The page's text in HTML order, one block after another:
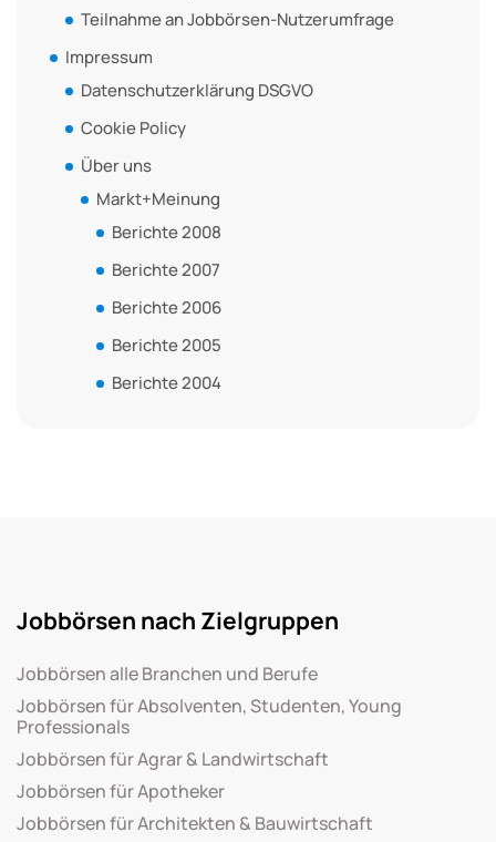
Teilnahme an Jobbörsen-Nutzerumfrage
Impressum
Datenschutzerklärung DSGVO
Cookie Policy
Über uns
Markt+Meinung
Berichte 2008
Berichte 2007
Berichte 2006
Berichte 2005
Berichte 2004
Jobbörsen nach Zielgruppen
Jobbörsen alle Branchen und Berufe
Jobbörsen für Absolventen, Studenten, Young
Professionals
Jobbörsen für Agrar & Landwirtschaft
Jobbörsen für Apotheker
Jobbörsen für Architekten & Bauwirtschaft